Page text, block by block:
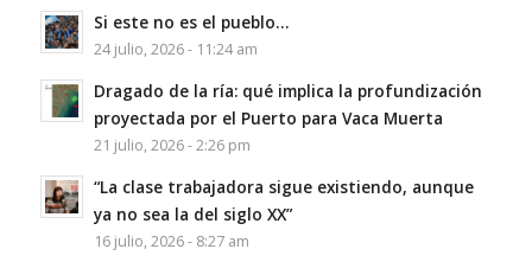
Si este no es el pueblo…
24 julio, 2026 - 11:24 am
Dragado de la ría: qué implica la profundización
proyectada por el Puerto para Vaca Muerta
21 julio, 2026 - 2:26 pm
“La clase trabajadora sigue existiendo, aunque
ya no sea la del siglo XX”
16 julio, 2026 - 8:27 am